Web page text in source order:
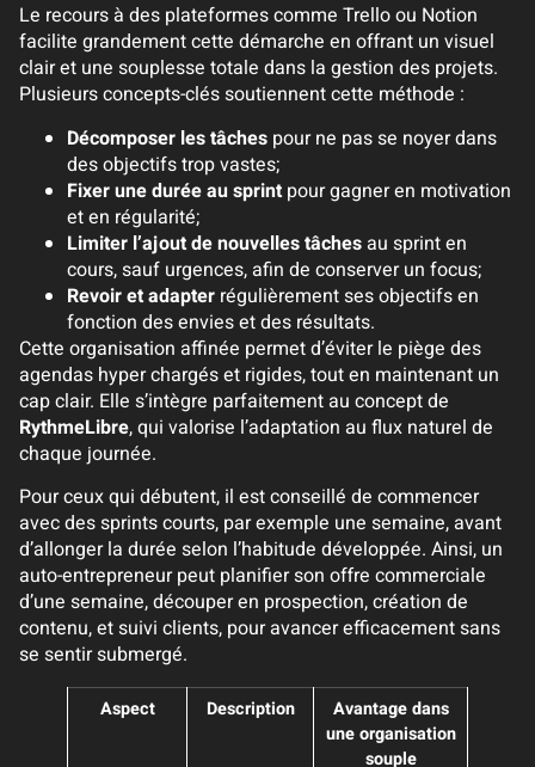
Le recours à des plateformes comme Trello ou Notion
facilite grandement cette démarche en offrant un visuel
clair et une souplesse totale dans la gestion des projets.
Plusieurs concepts-clés soutiennent cette méthode :
Décomposer les tâches pour ne pas se noyer dans
des objectifs trop vastes;
Fixer une durée au sprint pour gagner en motivation
et en régularité;
Limiter l’ajout de nouvelles tâchesau sprint en
cours, sauf urgences, afin de conserver un focus;
Revoir et adapter régulièrement ses objectifs en
fonction des envies et des résultats.
Cette organisation affinée permet d’éviter le piège des
agendas hyper chargés et rigides, tout en maintenant un
cap clair. Elle s’intègre parfaitement au concept de
RythmeLibre, qui valorise l’adaptation au flux naturel de
chaque journée.
Pour ceux qui débutent, il est conseillé de commencer
avec des sprints courts, par exemple une semaine, avant
d’allonger la durée selon l’habitude développée. Ainsi, un
auto-entrepreneur peut planifier son offre commerciale
d’une semaine, découper en prospection, création de
contenu, et suivi clients, pour avancer efficacement sans
se sentir submergé.
Aspect Description
Avantage dans
une organisation
souple